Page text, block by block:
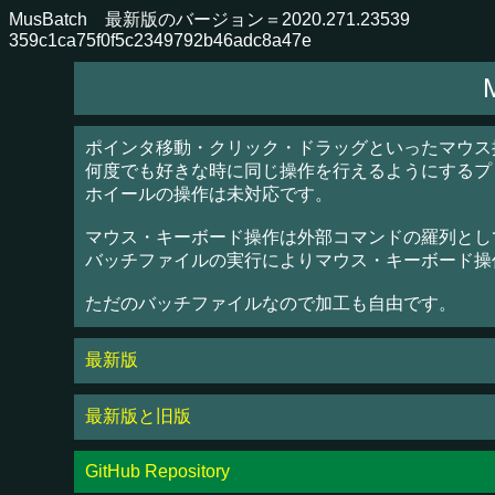
MusBatch 最新版のバージョン＝2020.271.23539
359c1ca75f0f5c2349792b46adc8a47e
ポインタ移動・クリック・ドラッグといったマウ
何度でも好きな時に同じ操作を行えるようにする
ホイールの操作は未対応です。
マウス・キーボード操作は外部コマンドの羅列と
バッチファイルの実行によりマウス・キーボード
ただのバッチファイルなので加工も自由です。
最新版
最新版と旧版
GitHub Repository